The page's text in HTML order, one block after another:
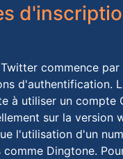
commence
d'authentification.
à utiliser un compte
sur la version
l'utilisation d'un
Dingtone.